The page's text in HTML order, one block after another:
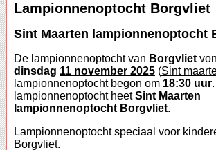
Lampionnenoptocht Borgvliet
Sint Maarten lampionnenoptocht
De lampionnenoptocht van Borgvliet
dinsdag 11 november 2025 (Sint
lampionnenoptocht begon om 18:30 uur
lampionnenoptocht heetSint Maarten
lampionnenoptocht Borgvliet.
Lampionnenoptocht speciaal voor
Borgvliet.